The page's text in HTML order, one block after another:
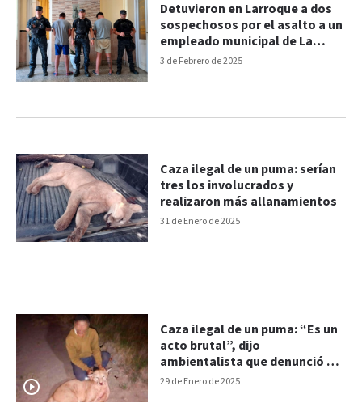
3 de Febrero de 2025
Detuvieron en Larroque a dos
sospechosos por el asalto a un
empleado municipal de La
Criolla
31 de Enero de 2025
Caza ilegal de un puma: serían
tres los involucrados y
realizaron más allanamientos
29 de Enero de 2025
Caza ilegal de un puma: “Es un
acto brutal”, dijo
ambientalista que denunció el
hecho